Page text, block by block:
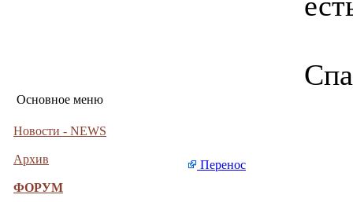
Основное меню
Новости - NEWS
Архив
ФОРУМ
Перенос